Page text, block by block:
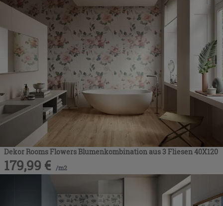
Dekor Rooms Flowers Blumenkombination aus 3 Fliesen 40X120
179,99 € /m2